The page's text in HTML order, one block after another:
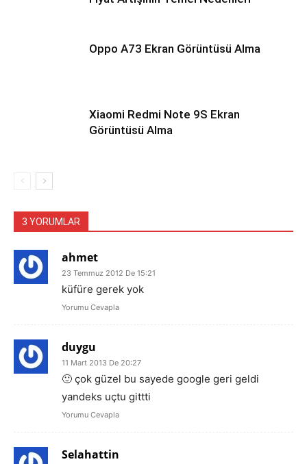
Oppo A73 Ekran Görüntüsü Alma
Xiaomi Redmi Note 9S Ekran
Görüntüsü Alma
3 YORUMLAR
ahmet
23 Temmuz 2012 De 15:21
küfüre gerek yok
Yorumu Cevapla
duygu
11 Mart 2013 De 20:27
🙂 çok güzel bu sayede google geri geldi
yandeks uçtu gittti
Yorumu Cevapla
Selahattin